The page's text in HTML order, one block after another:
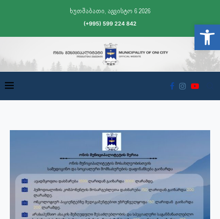
ხუთშაბათი, აგვისტო 6 2026
(+995) 599 224 842